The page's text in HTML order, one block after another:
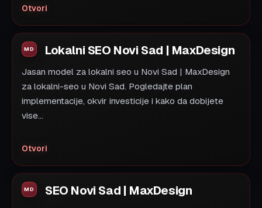
Otvori
Lokalni SEO Novi Sad | MaxDesign
Jasan model za lokalni seo u Novi Sad | MaxDesign
za lokalni-seo u Novi Sad. Pogledajte plan
implementacije, okvir investicije i kako da dobijete
vise...
Otvori
SEO Novi Sad | MaxDesign